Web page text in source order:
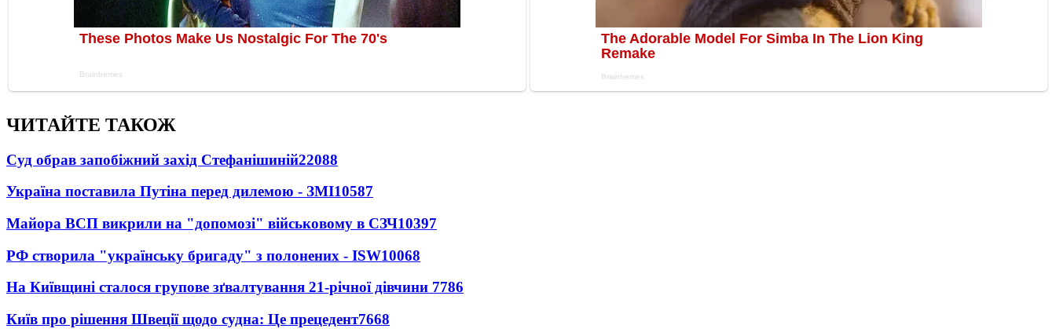
ЧИТАЙТЕ ТАКОЖ
Суд обрав запобіжний захід Стефанішиній22088
Україна поставила Путіна перед дилемою - ЗМІ10587
Майора ВСП викрили на "допомозі" військовому в СЗЧ10397
РФ створила "українську бригаду" з полонених - ISW10068
На Київщині сталося групове зґвалтування 21-річної дівчини 7786
Київ про рішення Швеції щодо судна: Це прецедент7668